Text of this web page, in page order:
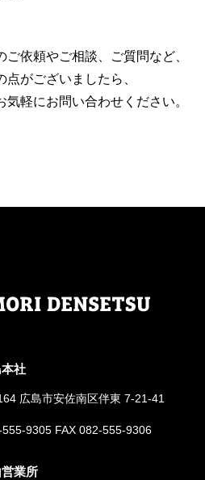
ご依頼やご相談、ご質問など、
点がございましたら、
気軽にお問い合わせください。
社
広島市安佐南区伴東 7-21-41
9305 FAX 082-555-9306
営業所